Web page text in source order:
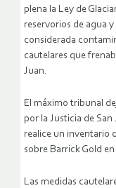
plena la Ley de
reservorios de agua
considerada
cautelares que
Juan.
El máximo tribunal
por la Justicia de
realice un inventario
sobre Barrick Gold en
Las medidas